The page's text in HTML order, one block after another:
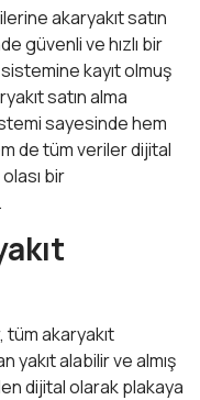
akaryakıt satın
güvenli ve hızlı bir
sistemine kayıt olmuş
satın alma
sayesinde hem
de tüm veriler dijital
bir
tüm akaryakıt
yakıt alabilir ve almış
dijital olarak plakaya